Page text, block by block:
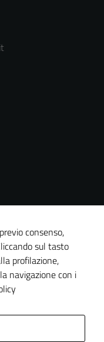
consenso,
sul tasto
profilazione,
navigazione con i
raccolgono